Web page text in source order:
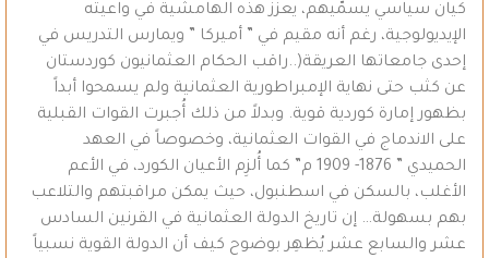
كيان سياسي يسمّيهم، يعزز هذه الهامشية في واعيته
الإيديولوجية، رغم أنه مقيم في ” أميركا ” ويمارس التدريس في
إحدى جامعاتها العريقة(..راقب الحكام العثمانيون كوردستان
عن كثب حتى نهاية الإمبراطورية العثمانية ولم يسمحوا أبداً
بظهور إمارة كوردية قوية. وبدلاً من ذلك أُجبرت القوات القبلية
على الاندماج في القوات العثمانية، وخصوصاً في العهد
الحميدي ” 1876- 1909 م” كما أُلزِم الأعيان الكورد، في الأعم
الأغلب، بالسكن في اسطنبول، حيث يمكن مراقبتهم والتلاعب
بهم بسهولة… إن تاريخ الدولة العثمانية في القرنين السادس
عشر والسابع عشر يُظهِر بوضوح كيف أن الدولة القوية نسبياً